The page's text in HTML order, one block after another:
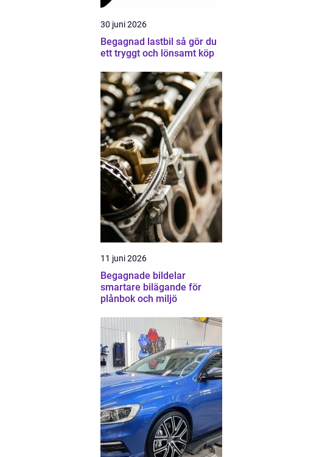
30 juni 2026
Begagnad lastbil så gör du
ett tryggt och lönsamt köp
11 juni 2026
Begagnade bildelar
smartare bilägande för
plånbok och miljö